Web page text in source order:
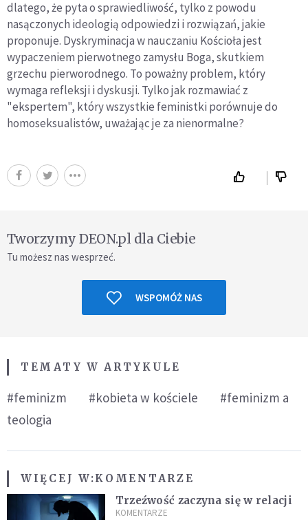
dlatego, że pyta o sprawiedliwość, tylko z powodu
nasączonych ideologią odpowiedzi i rozwiązań, jakie
proponuje. Dyskryminacja w nauczaniu Kościoła jest
wypaczeniem pierwotnego zamysłu Boga, skutkiem
grzechu pierworodnego. To poważny problem, który
wymaga refleksji i dyskusji. Tylko jak rozmawiać z
"ekspertem", który wszystkie feministki porównuje do
homoseksualistów, uważając je za nienormalne?
Tworzymy DEON.pl dla Ciebie
Tu możesz nas wesprzeć.
WSPOMÓŻ NAS
TEMATY W ARTYKULE
#feminizm #kobieta w kościele
#feminizm a
teologia
WIĘCEJ W:KOMENTARZE
Trzeźwość zaczyna się w relacji
KOMENTARZE